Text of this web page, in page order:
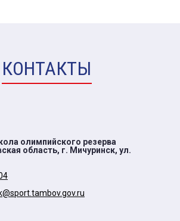
КОНТАКТЫ
олимпийского резерва
область, г. Мичуринск, ул.